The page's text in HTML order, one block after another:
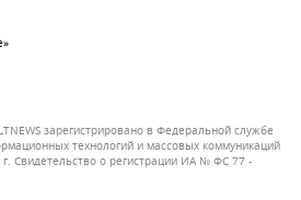
зарегистрировано в Федеральной службе
технологий и массовых коммуникаций
г. Свидетельство о регистрации ИА № ФС 77 -